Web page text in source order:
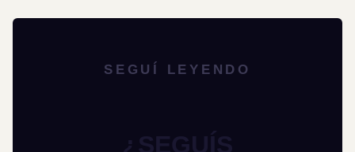
SEGUÍ LEYENDO
¿SEGUÍS